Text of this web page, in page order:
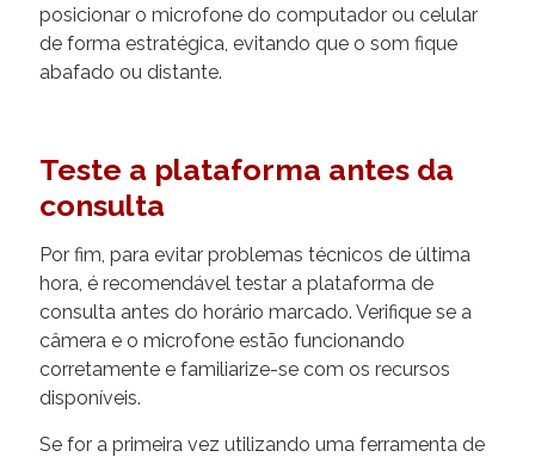
posicionar o microfone do computador ou celular
de forma estratégica, evitando que o som fique
abafado ou distante.
Teste a plataforma antes da
consulta
Por fim, para evitar problemas técnicos de última
hora, é recomendável testar a plataforma de
consulta antes do horário marcado. Verifique se a
câmera e o microfone estão funcionando
corretamente e familiarize-se com os recursos
disponíveis.
Se for a primeira vez utilizando uma ferramenta de